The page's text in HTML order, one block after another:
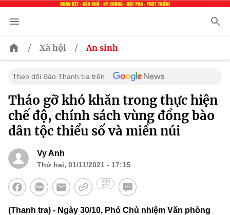
/ Xã hội / An sinh
Theo dõi Báo Thanh tra trên
Tháo gỡ khó khăn trong thực hiện
chế độ, chính sách vùng đồng bào
dân tộc thiểu số và miền núi
Vy Anh
Thứ hai, 01/11/2021 - 17:15
(Thanh tra) - Ngày 30/10, Phó Chủ nhiệm Văn phòng